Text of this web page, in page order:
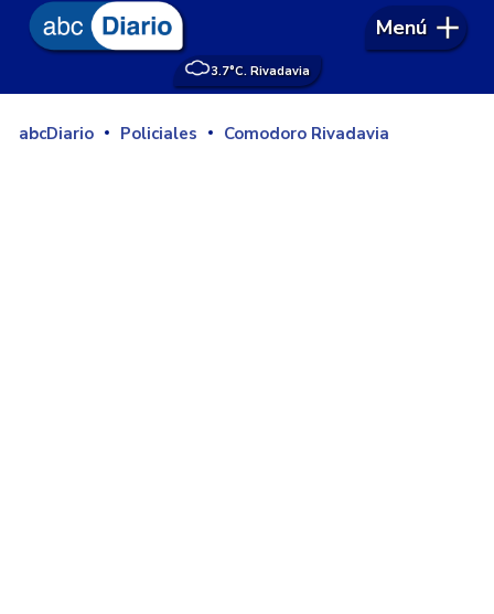
3.7°C. Rivadavia
Menú
abcDiario Policiales Comodoro Rivadavia